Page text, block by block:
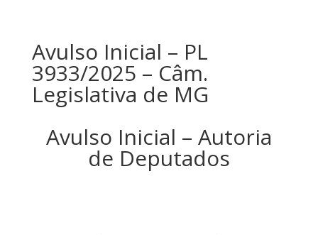
Avulso Inicial – PL
3933/2025 – Câm.
Legislativa de MG
Avulso Inicial – Autoria
de Deputados